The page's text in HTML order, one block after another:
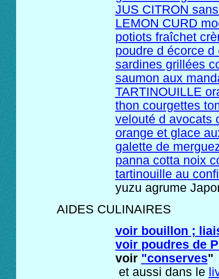
JUS CITRON
LEMON CURD
potiots fraîchet
poudre d écorce d
sardines grillées
saumon aux
TARTINOUILLE
thon courgettes
velouté d avocats
orange et glace
galette de
panna cotta noix
tartinouille au
yuzu agrume
AIDES
voir bouillon ;
voir poudres de
voir "conserves"
et aussi dans le